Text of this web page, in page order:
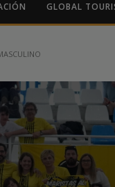
GLOBAL